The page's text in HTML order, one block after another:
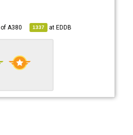
of A380 1337 atEDDB